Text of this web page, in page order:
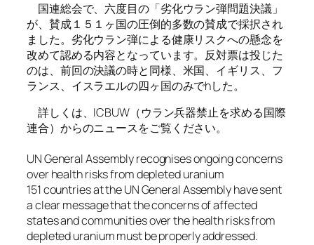
国連総会で、六度目の「劣化ウラン弾問題決議」
が、賛成１５１ヶ国の圧倒的多数の賛成で採択され
ました。劣化ウラン弾による健康リスクへの懸念を
改めて認める内容となっています。反対票は投じた
のは、前回の決議の時と同様、米国、イギリス、フ
ランス、イスラエルの四ヶ国のみでhした。
詳しくは、ICBUW（ウラン兵器禁止を求める国際
連合）からのニュースをご覧ください。
UN General Assembly recognises ongoing concerns
over health risks from depleted uranium
151 countries at the UN General Assembly have sent
a clear message that the concerns of affected
states and communities over the health risks from
depleted uranium must be properly addressed.